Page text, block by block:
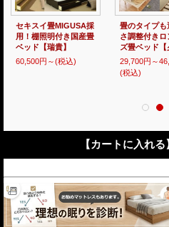
ヘッドレス仕様国産跳
ね上げ式畳ベッド【昇
月】選べる畳・ロング
サイズも
畳のタイプも
床下収納庫付
ド【結里依】
53,700円～(
【カートに入れ